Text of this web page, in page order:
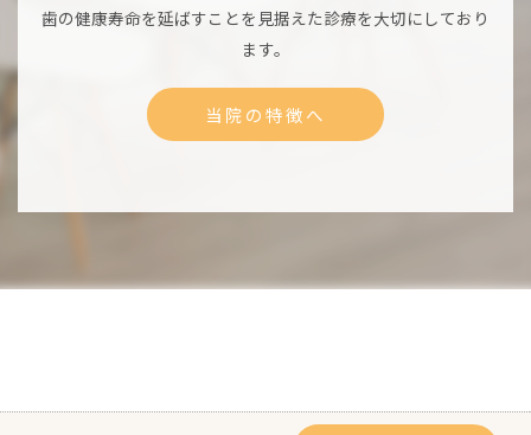
歯の健康寿命を延ばすことを見据えた診療を大切にしており
ます。
当院の特徴へ